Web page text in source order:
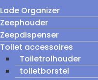
Lade Organizer
Zeephouder
Zeepdispenser
Toilet accessoires
Toiletrolhouder
toiletborstel